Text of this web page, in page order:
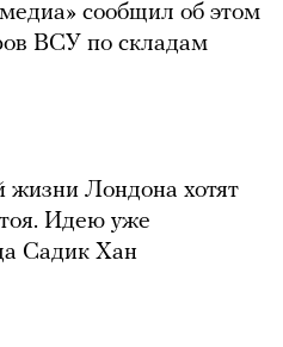
сообщил об этом
ВСУ по складам
жизни Лондона хотят
Идею уже
Садик Хан